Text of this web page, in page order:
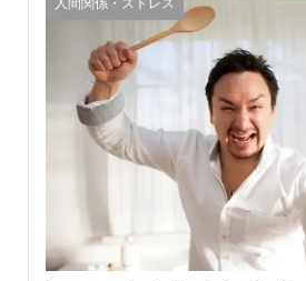
人間関係・ストレス